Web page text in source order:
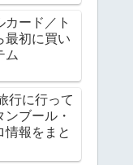
カード／ト
最初に買い
ム
行に行って
ブール・
情報をまと